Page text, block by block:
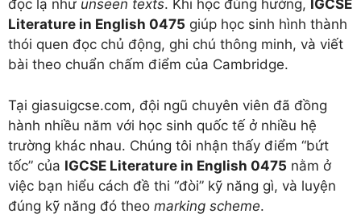
đọc lạ như unseen texts. Khi học đúng hướng, IGCSE
Literature in English 0475 giúp học sinh hình thành
thói quen đọc chủ động, ghi chú thông minh, và viết
bài theo chuẩn chấm điểm của Cambridge.
Tại giasuigcse.com, đội ngũ chuyên viên đã đồng
hành nhiều năm với học sinh quốc tế ở nhiều hệ
trường khác nhau. Chúng tôi nhận thấy điểm “bứt
tốc” của IGCSE Literature in English 0475 nằm ở
việc bạn hiểu cách đề thi “đòi” kỹ năng gì, và luyện
đúng kỹ năng đó theo marking scheme.